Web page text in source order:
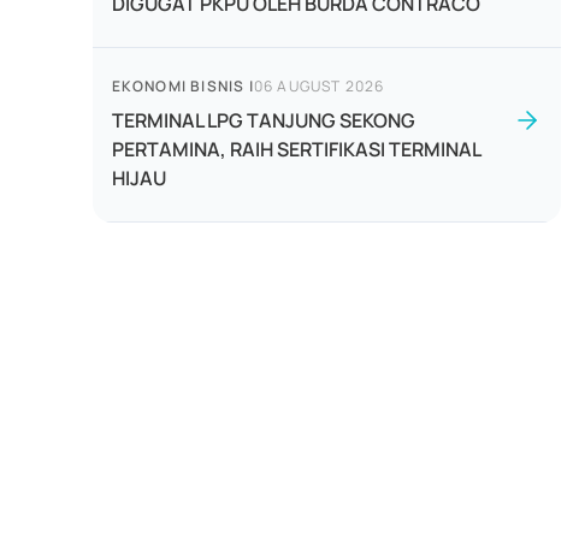
EKONOMI BISNIS |06 AUGUST 2026
TERMINAL LPG TANJUNG SEKONG
PERTAMINA, RAIH SERTIFIKASI TERMINAL
HIJAU